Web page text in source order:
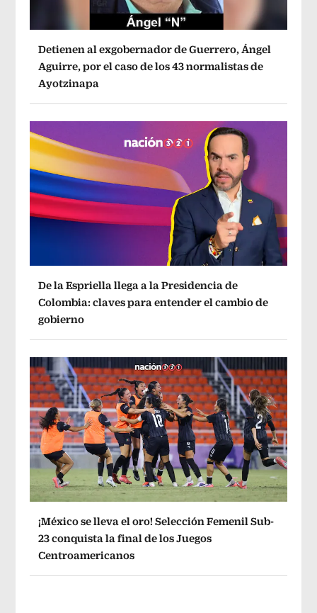
Detienen al exgobernador de Guerrero, Ángel
Aguirre, por el caso de los 43 normalistas de
Ayotzinapa
De la Espriella llega a la Presidencia de
Colombia: claves para entender el cambio de
gobierno
¡México se lleva el oro! Selección Femenil Sub-
23 conquista la final de los Juegos
Centroamericanos